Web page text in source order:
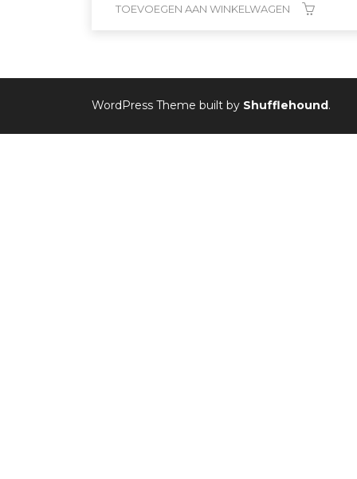
TOEVOEGEN AAN WINKELWAGEN
WordPress Theme built by Shufflehound .